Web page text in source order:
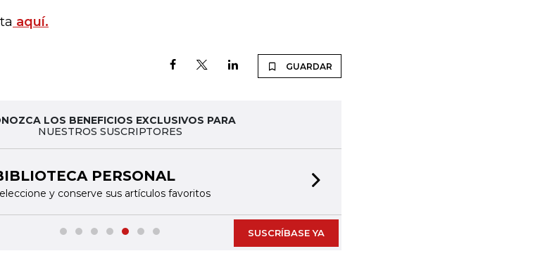
aquí.
GUARDAR
LOS BENEFICIOS EXCLUSIVOS PARA
NUESTROS SUSCRIPTORES
PERSONAL
y conserve sus artículos favoritos
SUSCRÍBASE YA